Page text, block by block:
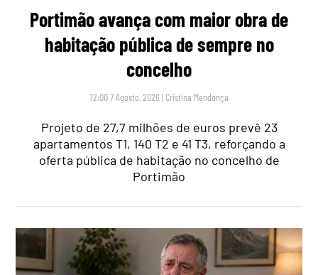
Portimão avança com maior obra de
habitação pública de sempre no
concelho
12:00 7 Agosto, 2026 | Cristina Mendonça
Projeto de 27,7 milhões de euros prevê 23
apartamentos T1, 140 T2 e 41 T3, reforçando a
oferta pública de habitação no concelho de
Portimão